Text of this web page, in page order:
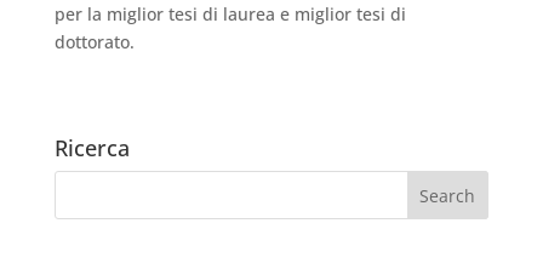
per la miglior tesi di laurea e miglior tesi di
dottorato.
Ricerca